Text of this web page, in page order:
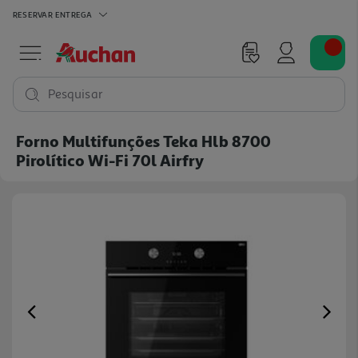
RESERVAR ENTREGA
Pesquisar
Forno Multifunções Teka Hlb 8700
Pirolítico Wi-Fi 70l Airfry
Previous